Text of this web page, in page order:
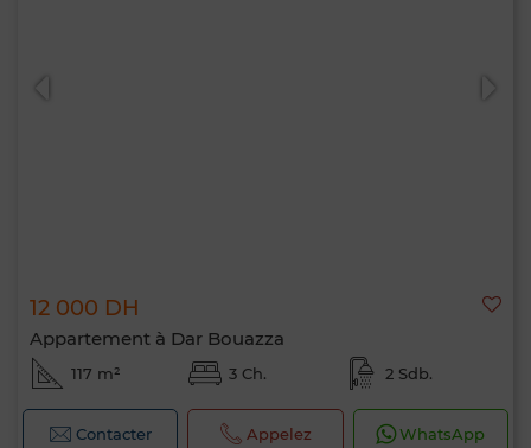
12 000 DH
Appartement à Dar Bouazza
117 m² 3 Ch. 2 Sdb.
Contacter Appelez WhatsApp